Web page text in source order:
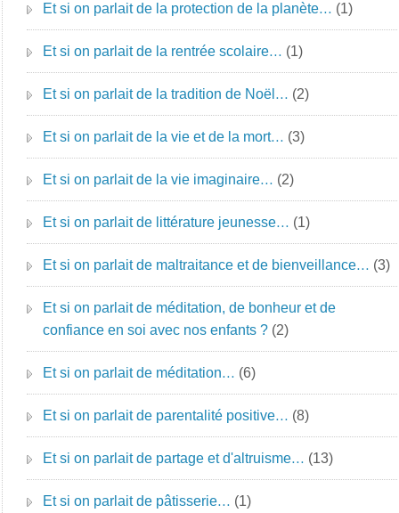
Et si on parlait de la protection de la planète… (1)
Et si on parlait de la rentrée scolaire… (1)
Et si on parlait de la tradition de Noël… (2)
Et si on parlait de la vie et de la mort… (3)
Et si on parlait de la vie imaginaire… (2)
Et si on parlait de littérature jeunesse… (1)
Et si on parlait de maltraitance et de bienveillance… (3)
Et si on parlait de méditation, de bonheur et de
confiance en soi avec nos enfants ? (2)
Et si on parlait de méditation… (6)
Et si on parlait de parentalité positive… (8)
Et si on parlait de partage et d'altruisme… (13)
Et si on parlait de pâtisserie… (1)